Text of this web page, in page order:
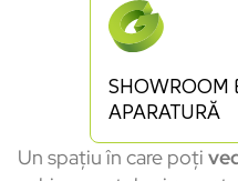
SHOWROOM
APARATURĂ
Un spațiu în care poți